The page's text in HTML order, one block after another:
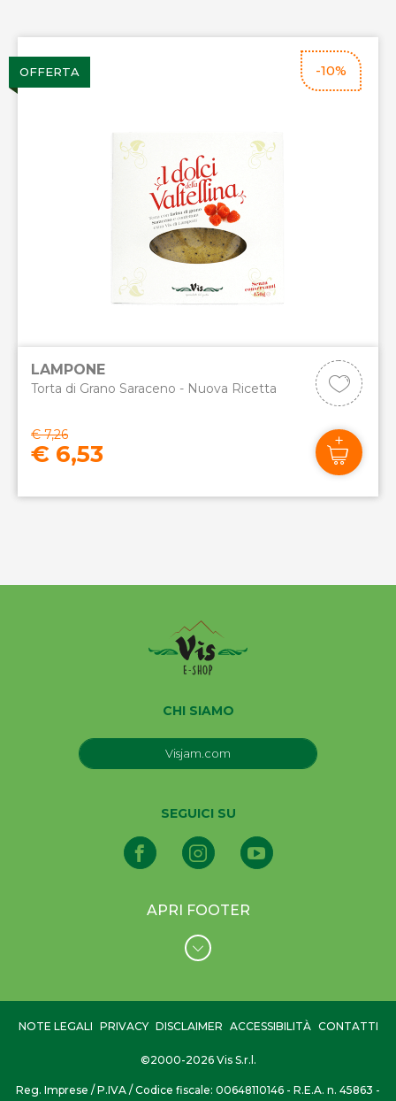
OFFERTA -10%
LAMPONE
Torta di Grano Saraceno - Nuova Ricetta
€ 7,26
€ 6,53
CHI SIAMO
Visjam.com
SEGUICI SU
APRI FOOTER
NOTE LEGALI PRIVACY DISCLAIMER ACCESSIBILITÀ CONTATTI
©2000-2026 Vis S.r.l.
Reg. Imprese / P.IVA / Codice fiscale: 00648110146 - R.E.A. n. 45863 -